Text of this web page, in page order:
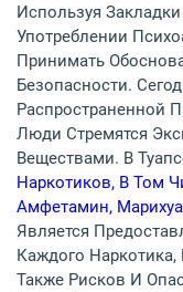
Используя
Употреблении
Принимать
Безопасности.
Распространенной
Люди Стремятся
Веществами. В
Наркотиков, В Том
Амфетамин,
Является
Каждого
Также Рисков И